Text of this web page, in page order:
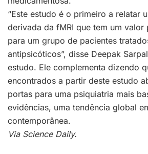
“Este estudo é o primeiro a relatar
derivada da fMRI que tem um
para um grupo de pacientes
antipsicóticos”, disse Deepak
estudo. Ele complementa dizendo
encontrados a partir deste estudo
portas para uma psiquiatria mais
evidências, uma tendência global
contemporânea.
Via Science Daily.